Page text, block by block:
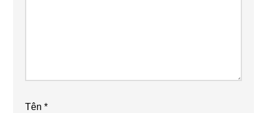
Tên*